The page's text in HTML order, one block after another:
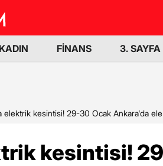
KADIN FİNANS 3. SAYFA
elektrik kesintisi! 29-30 Ocak Ankara'da
kesintisi!